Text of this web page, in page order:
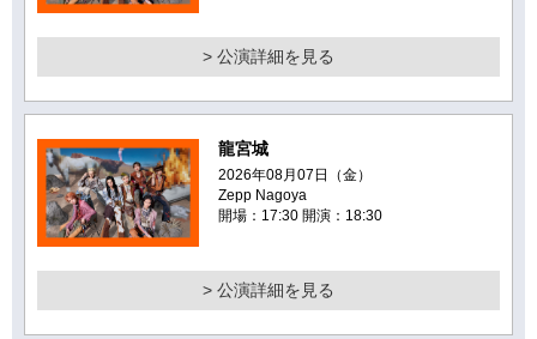
> 公演詳細を見る
龍宮城
2026年08月07日（金）
Zepp Nagoya
開場：17:30 開演：18:30
> 公演詳細を見る